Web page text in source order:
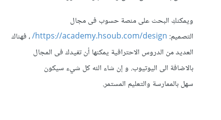
ويمكنكِ البحث على منصة حسوب فى مجال
التصميم: https://academy.hsoub.com/design/ ، فهناك
العديد من الدروس الاحترافية يمكنها أن تفيدك فى المجال
بالاضافة الى اليوتيوب. و إن شاء الله كل شيء سيكون
سهل بالممارسة والتعليم المستمر.